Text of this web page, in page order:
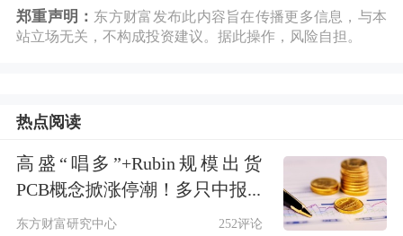
的影响更大，集中度更高。相比之下，
来看一下对上证指数贡献前几位的就可
一目了然。今天对上证指数贡献第二的
郑重声明： 东方财富发布此内容旨在传播更多信息，与本
站立场无关，不构成投资建议。据此操作，风险自担。
热点阅读
高盛“唱多”+Rubin规模出货
PCB概念掀涨停潮！多只中报...
东方财富研究中心 252评论